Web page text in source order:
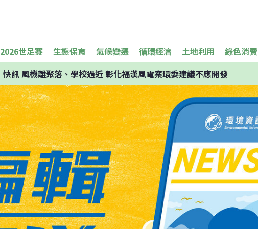
2026世足賽 生態保育 氣候變遷 循環經濟 土地利用 綠色消費
快訊風機離聚落、學校過近 彰化福漢風電案環委建議不應開發